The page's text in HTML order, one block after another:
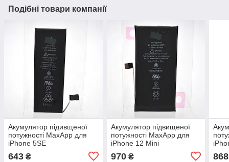
Подібні товари компанії
Акумулятор підивщеної
потужності MaxApp для
iPhone 5SE
2000mAh/APN:616-00106
643 ₴
Акумулятор підвищеної
потужності MaxApp для
iPhone 12 Mini
2580mAh/APN:616-000312
970₴ 868